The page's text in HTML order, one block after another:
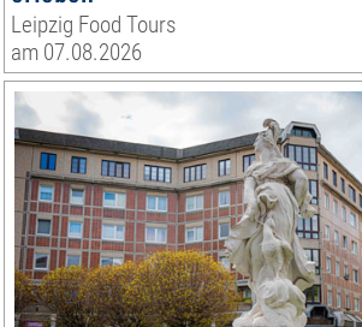
Leipzig Food Tours
am 07.08.2026